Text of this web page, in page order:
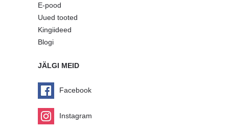
E-pood
Uued tooted
Kingiideed
Blogi
JÄLGI MEID
Facebook
Instagram